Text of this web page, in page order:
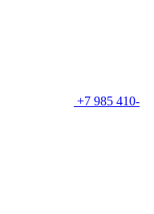
+7 985 410-